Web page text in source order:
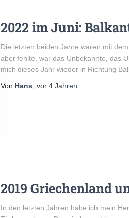
2022 im Juni:
Die letzten beiden Jahre waren mit
aber fehlte, war das Unbekannte, das
mich dieses Jahr wieder in Richtung
Von Hans , vor 4 Jahren
2019 Griechenland
In den letzten Jahren habe ich mein